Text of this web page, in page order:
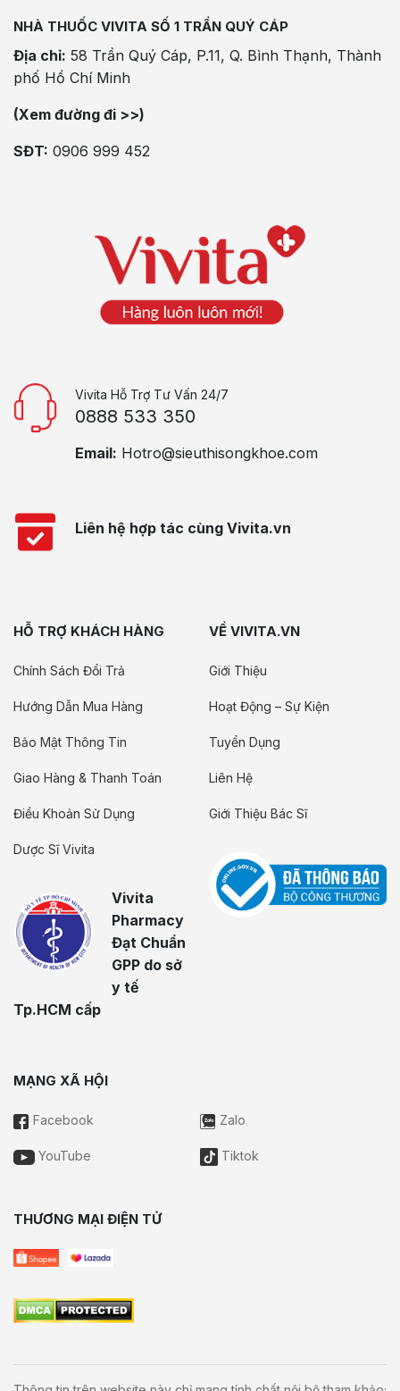
NHÀ THUỐC VIVITA SỐ 1 TRẦN QUÝ CÁP
Địa chỉ: 58 Trần Quý Cáp, P.11, Q. Bình Thạnh, Thành
phố Hồ Chí Minh
(Xem đường đi >>)
SĐT: 0906 999 452
Vivita Hỗ Trợ Tư Vấn 24/7
0888 533 350
Email: Hotro@sieuthisongkhoe.com
Liên hệ hợp tác cùng Vivita.vn
HỖ TRỢ KHÁCH HÀNG
Chính Sách Đổi Trả
Hướng Dẫn Mua Hàng
Bảo Mật Thông Tin
Giao Hàng & Thanh Toán
Điều Khoản Sử Dụng
Dược Sĩ Vivita
Vivita
Pharmacy
Đạt Chuẩn
GPP do sở
y tế
Tp.HCM cấp
VỀ VIVITA.VN
Giới Thiệu
Hoạt Động – Sự Kiện
Tuyển Dụng
Liên Hệ
Giới Thiệu Bác Sĩ
MẠNG XÃ HỘI
Facebook Zalo
YouTube Tiktok
THƯƠNG MẠI ĐIỆN TỬ